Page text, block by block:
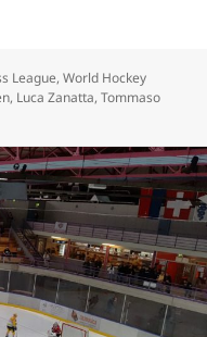
League,World Hockey
, Luca Zanatta,Tommaso